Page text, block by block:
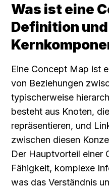
Was ist eine
Definition und
Eine Concept Map ist
von Beziehungen
typischerweise
besteht aus Knoten,
repräsentieren, und
zwischen diesen
Der Hauptvorteil einer
Fähigkeit, komplexe
was das Verständnis